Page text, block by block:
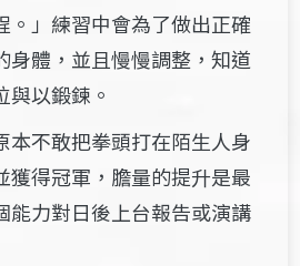
。」練習中會為了做出正確
身體，並且慢慢調整，知道
與以鍛鍊。
本不敢把拳頭打在陌生人身
獲得冠軍，膽量的提升是最
能力對日後上台報告或演講